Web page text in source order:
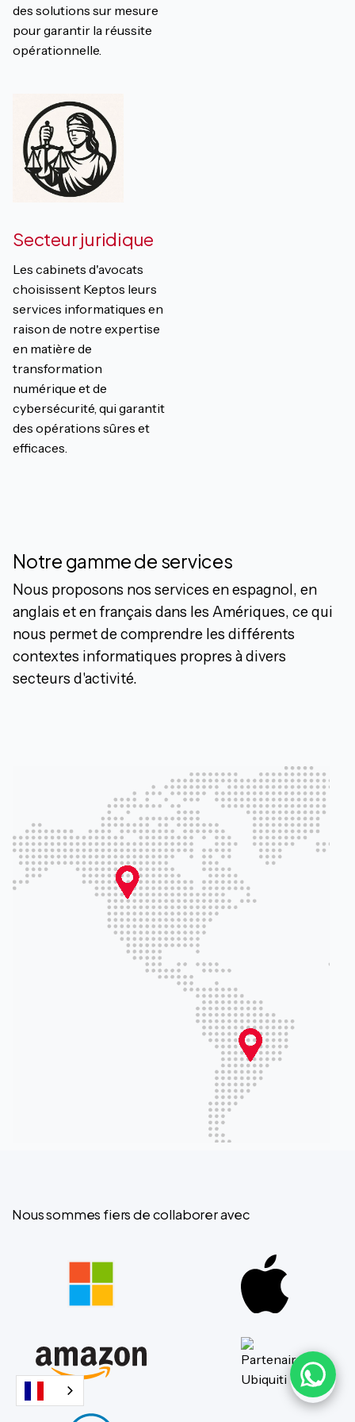
des solutions sur mesure
pour garantir la réussite
opérationnelle.
Secteur juridique
Les cabinets d'avocats
choisissent Keptos leurs
services informatiques en
raison de notre expertise
en matière de
transformation
numérique et de
cybersécurité, qui garantit
des opérations sûres et
efficaces.
Notre gamme de services
Nous proposons nos services en espagnol, en
anglais et en français dans les Amériques, ce qui
nous permet de comprendre les différents
contextes informatiques propres à divers
secteurs d'activité.
Nous sommes fiers de collaborer avec